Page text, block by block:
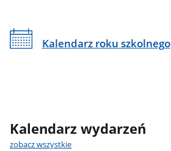
Kalendarz roku szkolnego
Kalendarz wydarzeń
zobacz wszystkie